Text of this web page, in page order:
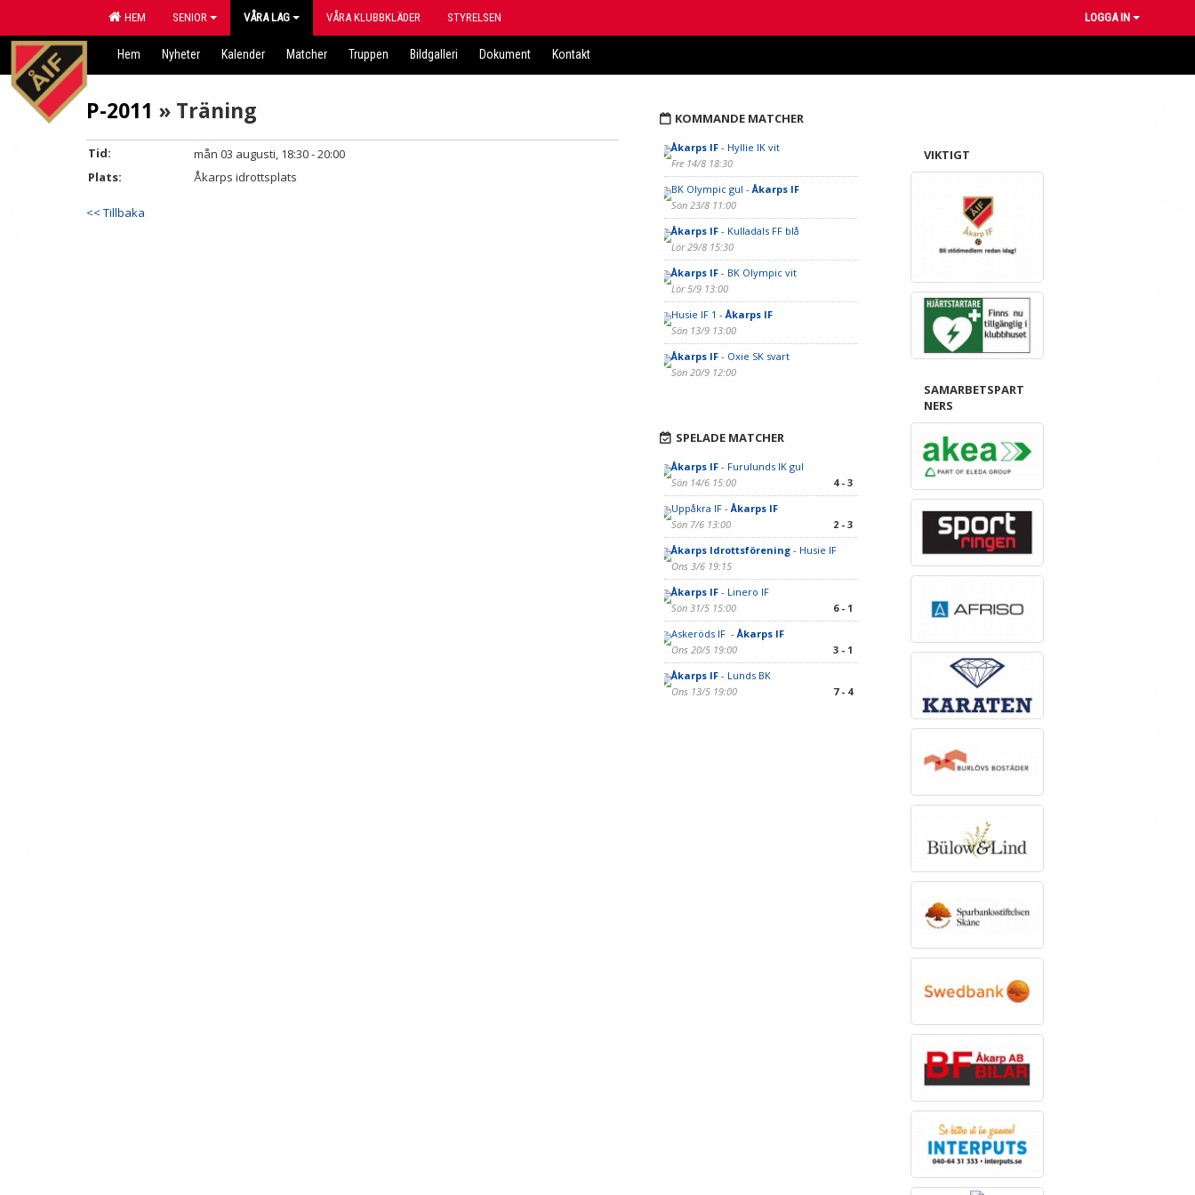
HEM SENIOR VÅRA LAG VÅRA KLUBBKLÄDER STYRELSEN LOGGA IN
Hem Nyheter Kalender Matcher Truppen Bildgalleri Dokument Kontakt
P-2011 » Träning
Tid:
mån 03 augusti, 18:30 - 20:00
Plats:
Åkarps idrottsplats
<< Tillbaka
KOMMANDE MATCHER
Åkarps IF- Hyllie IK vit
Fre 14/8 18:30
BK Olympic gul -Åkarps IF
Sön 23/8 11:00
Åkarps IF- Kulladals FF blå
Lör 29/8 15:30
Åkarps IF- BK Olympic vit
Lör 5/9 13:00
Husie IF 1 -Åkarps IF
Sön 13/9 13:00
Åkarps IF- Oxie SK svart
Sön 20/9 12:00
SPELADE MATCHER
Åkarps IF- Furulunds IK gul
Sön 14/6 15:00
4 - 3
Uppåkra IF -Åkarps IF
Sön 7/6 13:00
2 - 3
Åkarps Idrottsförening- Husie IF
Ons 3/6 19:15
Åkarps IF- Linero IF
Sön 31/5 15:00
6 - 1
Askeröds IF -Åkarps IF
Ons 20/5 19:00
3 - 1
Åkarps IF- Lunds BK
Ons 13/5 19:00
7 - 4
VIKTIGT
SAMARBETSPART
NERS